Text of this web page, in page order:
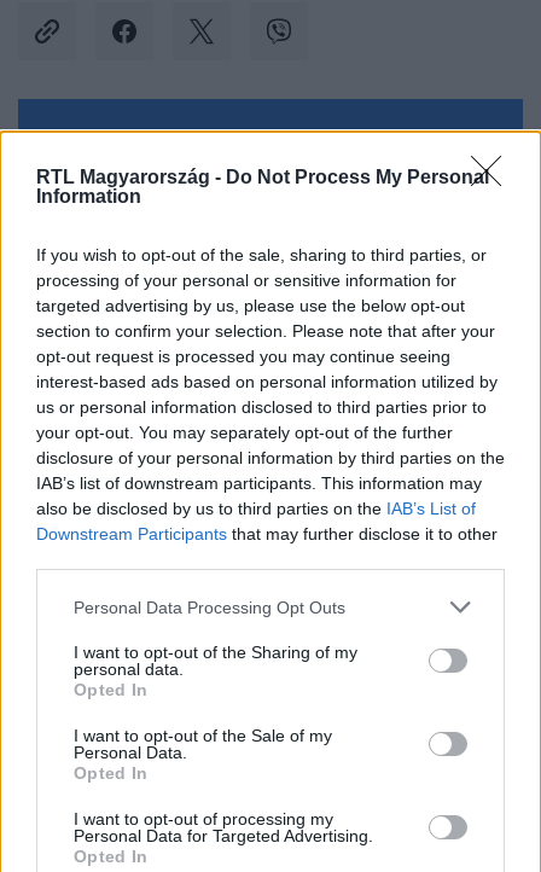
RTL Magyarország - Do Not Process My Personal
Information
If you wish to opt-out of the sale, sharing to third parties, or
processing of your personal or sensitive information for
targeted advertising by us, please use the below opt-out
section to confirm your selection. Please note that after your
opt-out request is processed you may continue seeing
interest-based ads based on personal information utilized by
us or personal information disclosed to third parties prior to
your opt-out. You may separately opt-out of the further
disclosure of your personal information by third parties on the
IAB’s list of downstream participants. This information may
also be disclosed by us to third parties on the IAB’s List of
Downstream Participants that may further disclose it to other
Please note that this website/app uses one or more Google
not limited to your visit or usage behaviour. You may click to
grant or deny consent to Google and its third-party tags to
use your data for below specified purposes in below Google
consent section.
Personal Data Processing Opt Outs
I want to opt-out of the Sharing of my
personal data.
Opted In
I want to opt-out of the Sale of my
Personal Data.
Opted In
I want to opt-out of processing my
Personal Data for Targeted Advertising.
Opted In
Facebookon is!
BÁTRAK FÖLDJE ADÁSRÉSZLETEK
#EMLÉKEZETES PILLANAT #ZSANDÁROK #VÉRENGZÉS
#CSIZMADIA IMRE #BÁRNAI PÉTER
SALAT LEHEL
Népszerű